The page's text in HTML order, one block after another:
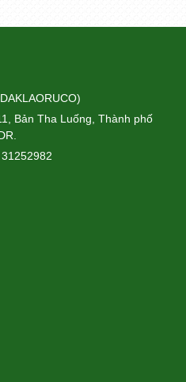
Bản Tha Luống, Thành phố